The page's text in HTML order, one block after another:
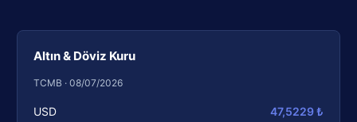
Altın & Döviz Kuru
TCMB · 08/07/2026
USD 47,5229 ₺